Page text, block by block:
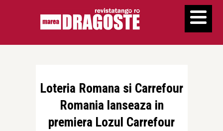
Loteria Romana si Carrefour
Romania lanseaza in
premiera Lozul Carrefour